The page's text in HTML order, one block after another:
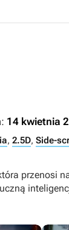
14 kwietnia
, 2.5D, Side-
przenosi